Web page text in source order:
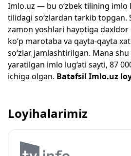
Imlo.uz — bu o‘zbek tilining imlo
tilidagi so‘zlardan tarkib topgan.
zamon yoshlari hayotiga daxldor
ko‘p marotaba va qayta-qayta
so‘zlar jamlashtirilgan. Mana shu
yaratilgan imlo lug‘ati sayti, 87
ichiga olgan. Batafsil Imlo.uz
Loyihalarimiz